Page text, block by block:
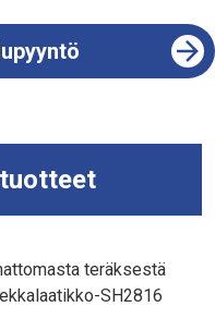
teräksestä
SH2816